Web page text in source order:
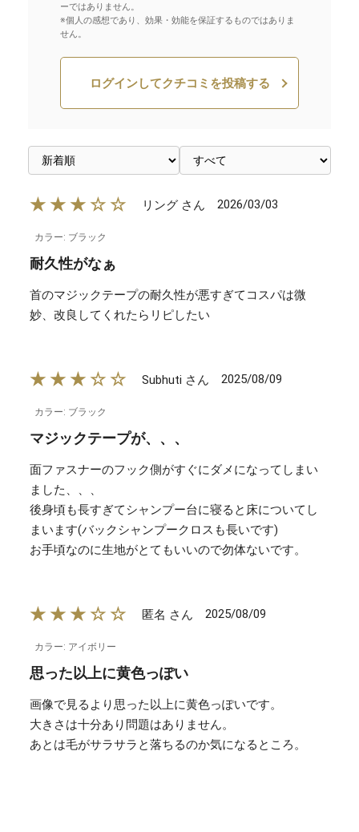
ーではありません。
※個人の感想であり、効果・効能を保証するものではありま
せん。
ログインしてクチコミを投稿する
★★★☆☆ リング さん 2026/03/03
カラー: ブラック
耐久性がなぁ
首のマジックテープの耐久性が悪すぎてコスパは微
妙、改良してくれたらリピしたい
★★★☆☆ Subhuti さん 2025/08/09
カラー: ブラック
マジックテープが、、、
面ファスナーのフック側がすぐにダメになってしまい
ました、、、
後身頃も長すぎてシャンプー台に寝ると床についてし
まいます(バックシャンプークロスも長いです)
お手頃なのに生地がとてもいいので勿体ないです。
★★★☆☆ 匿名 さん 2025/08/09
カラー: アイボリー
思った以上に黄色っぽい
画像で見るより思った以上に黄色っぽいです。
大きさは十分あり問題はありません。
あとは毛がサラサラと落ちるのか気になるところ。